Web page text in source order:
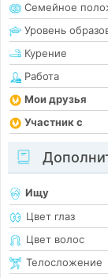
Семейное
Уровень
Курение
Работа
Мои друзья
Участник с
Ищу
Цвет глаз
Цвет волос
Телосложение